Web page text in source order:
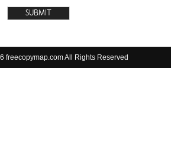
freecopymap.com All Rights Reserved